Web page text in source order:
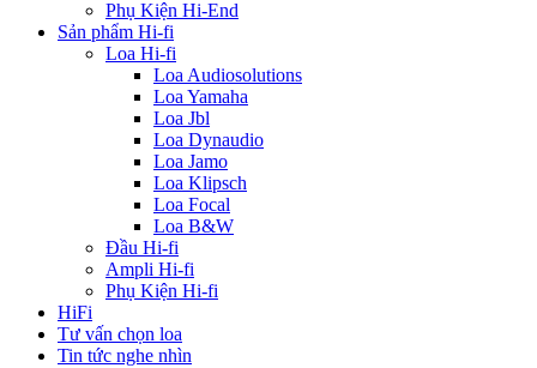
Phụ Kiện Hi-End
Sản phẩm Hi-fi
Loa Hi-fi
Loa Audiosolutions
Loa Yamaha
Loa Jbl
Loa Dynaudio
Loa Jamo
Loa Klipsch
Loa Focal
Loa B&W
Đầu Hi-fi
Ampli Hi-fi
Phụ Kiện Hi-fi
HiFi
Tư vấn chọn loa
Tin tức nghe nhìn